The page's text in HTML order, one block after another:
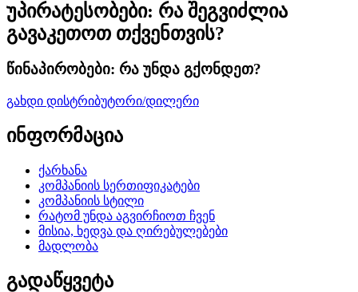
უპირატესობები: რა შეგვიძლია
გავაკეთოთ თქვენთვის?
წინაპირობები: რა უნდა გქონდეთ?
გახდი დისტრიბუტორი/დილერი
ინფორმაცია
ქარხანა
კომპანიის სერთიფიკატები
კომპანიის სტილი
რატომ უნდა აგვირჩიოთ ჩვენ
მისია, ხედვა და ღირებულებები
მადლობა
გადაწყვეტა